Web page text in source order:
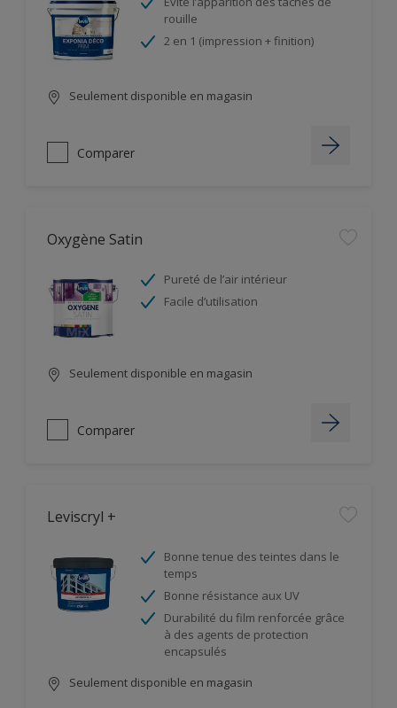
rouille
2 en 1 (impression + finition)
Seulement disponible en magasin
Comparer
Oxygène Satin
Pureté de l’air intérieur
Facile d’utilisation
Seulement disponible en magasin
Comparer
Leviscryl +
Bonne tenue des teintes dans le
temps
Bonne résistance aux UV
Durabilité du film renforcée grâce
à des agents de protection
encapsulés
Seulement disponible en magasin